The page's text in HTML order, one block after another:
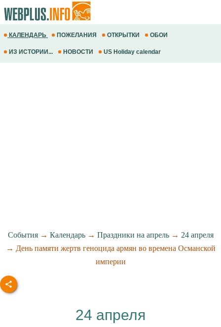
КАЛЕНДАРЬ ПОЖЕЛАНИЯ ОТКРЫТКИ ОБОИ
ИЗ ИСТОРИИ... НОВОСТИ US Holiday calendar
События→ Календарь→ Праздники на апрель→ 24 апреля
→ День памяти жертв геноцида армян во времена Османской
империи
24 апреля